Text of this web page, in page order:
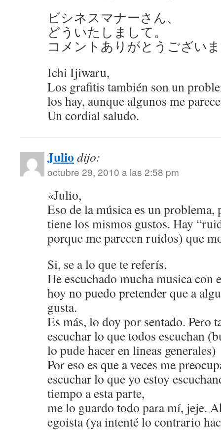
ビシネスマナーさん、
どういたしまして。
コメントありがとうござい
Ichi Ijiwaru,
Los grafitis también son un
los hay, aunque algunos me
Un cordial saludo.
Julio dijo:
octubre 29, 2010 a las 2:58 pm
«Julio,
Eso de la música es un problema,
tiene los mismos gustos. Hay
porque me parecen ruidos) que
Si, se a lo que te referís.
He escuchado mucha musica
hoy no puedo pretender que a
gusta.
Es más, lo doy por sentado. Pero
escuchar lo que todos escuchan
lo pude hacer en lineas generales)
Por eso es que a veces me
escuchar lo que yo estoy
tiempo a esta parte,
me lo guardo todo para mí, jeje.
egoista (ya intenté lo contrario